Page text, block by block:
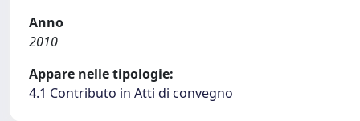
Anno
2010
Appare nelle tipologie:
4.1 Contributo in Atti di convegno